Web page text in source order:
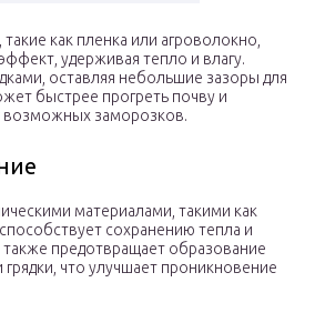
как пленка или агроволокно,
удерживая тепло и влагу.
оставляя небольшие зазоры для
быстрее прогреть почву и
возможных заморозков.
материалами, такими как
сохранению тепла и
также предотвращает образование
что улучшает проникновение